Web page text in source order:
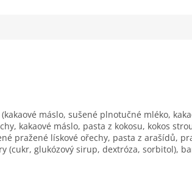
máslo, sušené plnotučné mléko,
kakaové máslo, pasta z kokosu, kokos
pražené lískové ořechy, pasta z arašídů,
(cukr, glukózový sirup, dextróza, sorbitol),